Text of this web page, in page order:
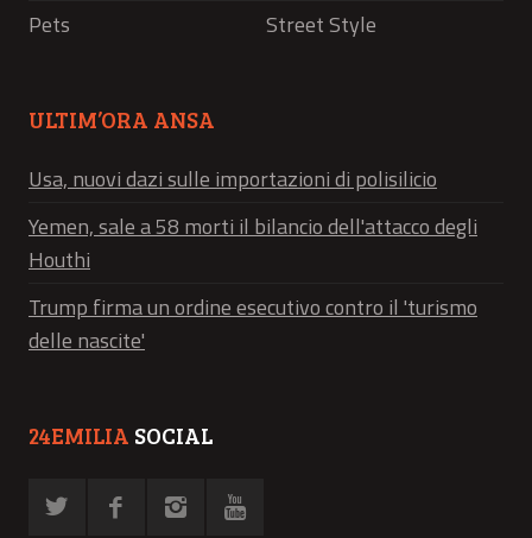
Pets
Street Style
ULTIM’ORA ANSA
Usa, nuovi dazi sulle importazioni di polisilicio
Yemen, sale a 58 morti il bilancio dell'attacco degli
Houthi
Trump firma un ordine esecutivo contro il 'turismo
delle nascite'
24EMILIA SOCIAL